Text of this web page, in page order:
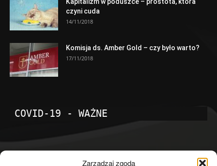
Zarządzaj zgodą
czyni cuda
14/11/2018
Komisja ds. Amber Gold – czy było warto?
17/11/2018
COVID-19 - WAŻNE